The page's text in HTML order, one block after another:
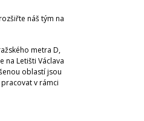
náš tým na
metra D,
na Letišti Václava
oblastí jsou
v rámci